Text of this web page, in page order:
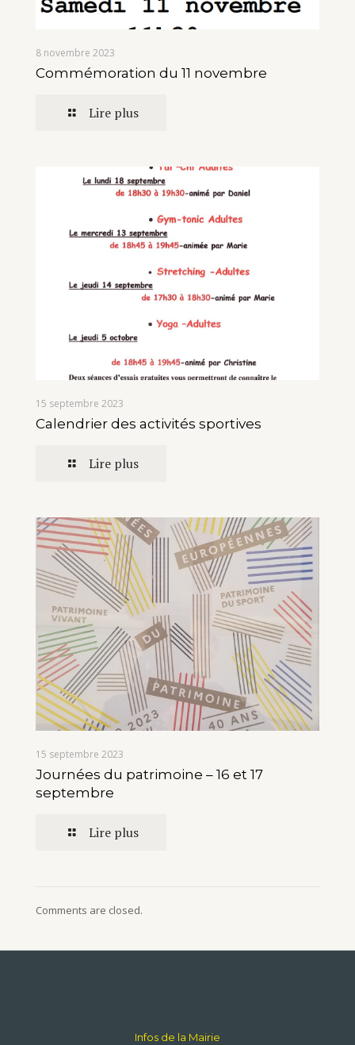
8 novembre 2023
Commémoration du 11 novembre
Lire plus
15 septembre 2023
Calendrier des activités sportives
Lire plus
15 septembre 2023
Journées du patrimoine – 16 et 17
septembre
Lire plus
Comments are closed.
Infos de la Mairie